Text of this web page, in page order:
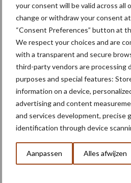
your consent will be valid across all
change or withdraw your consent
“Consent Preferences” button at
We respect your choices and are
with a transparent and secure
third-party vendors are processing
purposes and special features:
information on a device,
advertising and content
and services development, precise
identification through device
Aanpassen Alles afwijzen
Droogte
september:
Machines Duurzaamheid